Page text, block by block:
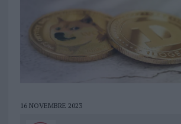
16 NOVEMBRE 2023